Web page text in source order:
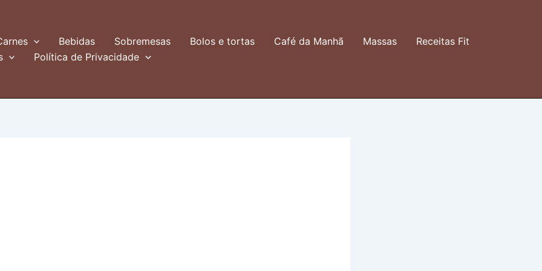
Bebidas Sobremesas Bolos e tortas Café da Manhã Massas
Receitas Fit
Política de Privacidade